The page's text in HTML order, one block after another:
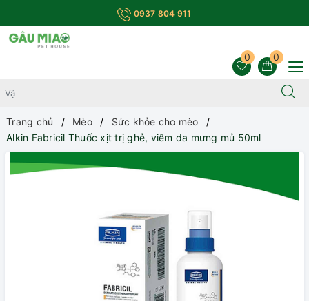
0937 804 911
0
0
Trang chủ Mèo
Sức khỏe cho mèo
Alkin Fabricil Thuốc xịt trị ghẻ, viêm da mưng mủ 50ml